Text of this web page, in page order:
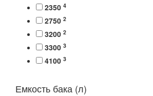
2350 4
2750 2
3200 2
3300 3
4100 3
Емкость бака (л)